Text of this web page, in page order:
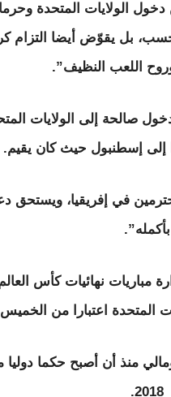
الولايات المتحدة
بل يقوّض أيضا التزام كرة
اللعب النظيف”.
صالحة إلى الولايات
في إفريقيا، ويستحق
بأكمله”.
فيفا لإدارة مباريات نهائيات
المتحدة اعتبارا من
منذ أن أصبح حكما دوليا
2018.